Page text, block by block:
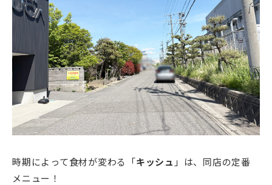
時期によって食材が変わる「キッシュ 」は、同店の定番
メニュー！